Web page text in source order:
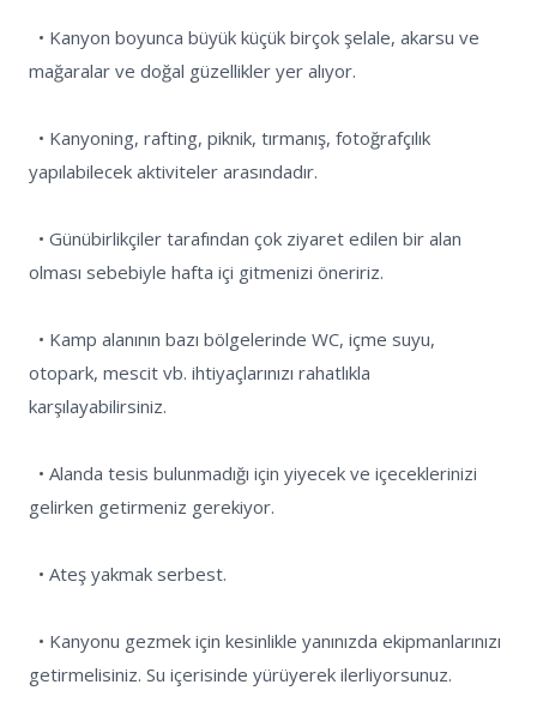
mağaralar ve doğal güzellikler yer alıyor.
yapılabilecek aktiviteler arasındadır.
olması sebebiyle hafta içi gitmenizi öneririz.
otopark, mescit vb. ihtiyaçlarınızı rahatlıkla
karşılayabilirsiniz.
gelirken getirmeniz gerekiyor.
getirmelisiniz. Su içerisinde yürüyerek ilerliyorsunuz.